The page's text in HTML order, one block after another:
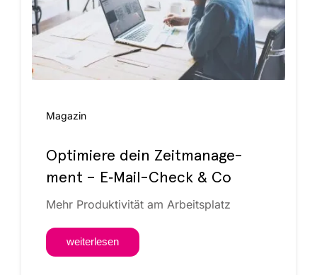
Maga­zin
Opti­mie­re dein Zeit­ma­nage­
ment – E‑Mail-Check & Co
Mehr Pro­duk­ti­vi­tät am Arbeitsplatz
wei­ter­le­sen